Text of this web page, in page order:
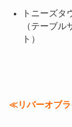
トニーズタ
（テーブ
ト）
≪リバーオブ